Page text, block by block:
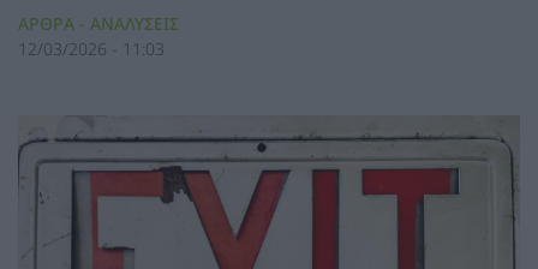
ΑΡΘΡΑ - ΑΝΑΛΥΣΕΙΣ
12/03/2026 - 11:03